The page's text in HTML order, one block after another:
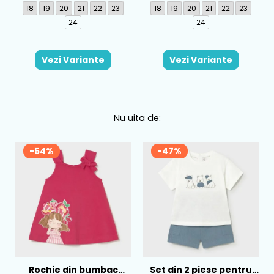
Arcurile înalte (pes cavus) sunt flexia excesivă și fixă a
arcului piciorului. În timp ce stresul purtător de greutate este
distribuit în mod obișnuit pe întreaga picior în cazul
persoanelor cu arcadele normale, cei cu înălțimi înalte
poartă greutatea lor în principal pe tocuri și bile ale
picioarelor. Acest lucru pune stres excesiv asupra degetelor
si gleznelor, ducand la durere si instabilitate.
18
19 20 21 22
23
24
Vezi Variante
18
19 20 21 22
23
24
Vezi Variante
Nu uita de:
-54%
Rochie din bumbac
-47%
Set din 2 piese pentru